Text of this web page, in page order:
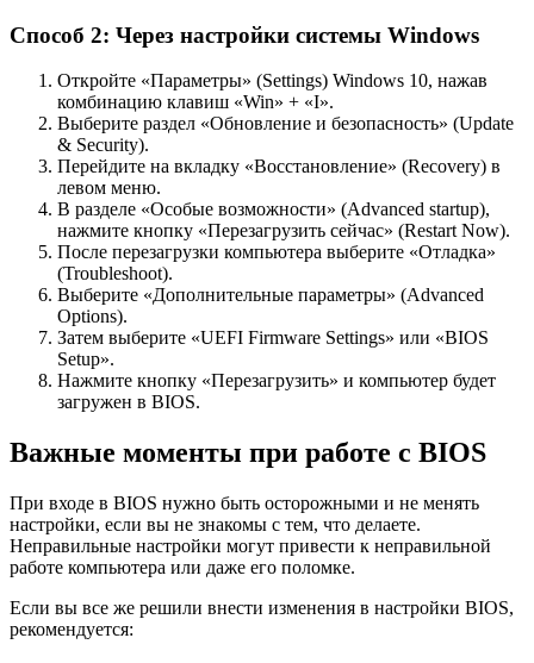
Способ 2: Через настройки системы Windows
Откройте «Параметры» (Settings) Windows 10, нажав
комбинацию клавиш «Win» + «I».
Выберите раздел «Обновление и безопасность» (Update
& Security).
Перейдите на вкладку «Восстановление» (Recovery) в
левом меню.
В разделе «Особые возможности» (Advanced startup),
нажмите кнопку «Перезагрузить сейчас» (Restart Now).
После перезагрузки компьютера выберите «Отладка»
(Troubleshoot).
Выберите «Дополнительные параметры» (Advanced
Options).
Затем выберите «UEFI Firmware Settings» или «BIOS
Setup».
Нажмите кнопку «Перезагрузить» и компьютер будет
загружен в BIOS.
Важные моменты при работе с BIOS
При входе в BIOS нужно быть осторожными и не менять
настройки, если вы не знакомы с тем, что делаете.
Неправильные настройки могут привести к неправильной
работе компьютера или даже его поломке.
Если вы все же решили внести изменения в настройки BIOS,
рекомендуется: